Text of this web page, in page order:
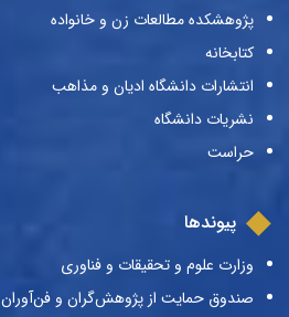
پژوهشکده مطالعات زن و خانواده
کتابخانه
انتشارات دانشگاه ادیان و مذاهب
نشریات دانشگاه
حراست
پیوندها
وزارت علوم و تحقیقات و فناوری
صندوق حمایت از پژوهش‌گران و فن‌آوران